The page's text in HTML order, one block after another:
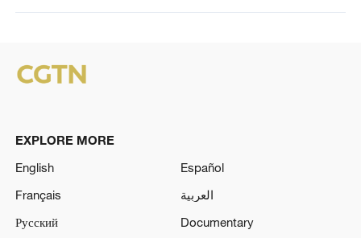
EXPLORE MORE
English
Español
Français
العربية
Русский
Documentary